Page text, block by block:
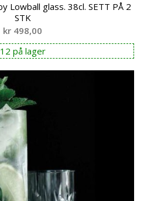
Lowball glass. 38cl. SETT PÅ 2
STK
kr 498,00
12 på lager